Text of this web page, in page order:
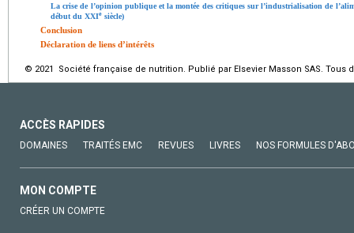
La crise de l’opinion publique et la montée des critiques sur l’industrialisation de
début du XXIe siècle)
Conclusion
Déclaration de liens d’intérêts
© 2021 Société française de nutrition. Publié par Elsevier Masson SAS. Tous
ACCÈS RAPIDES
DOMAINES TRAITÉS EMC REVUES LIVRES NOS FORMULES
MON COMPTE
CRÉER UN COMPTE